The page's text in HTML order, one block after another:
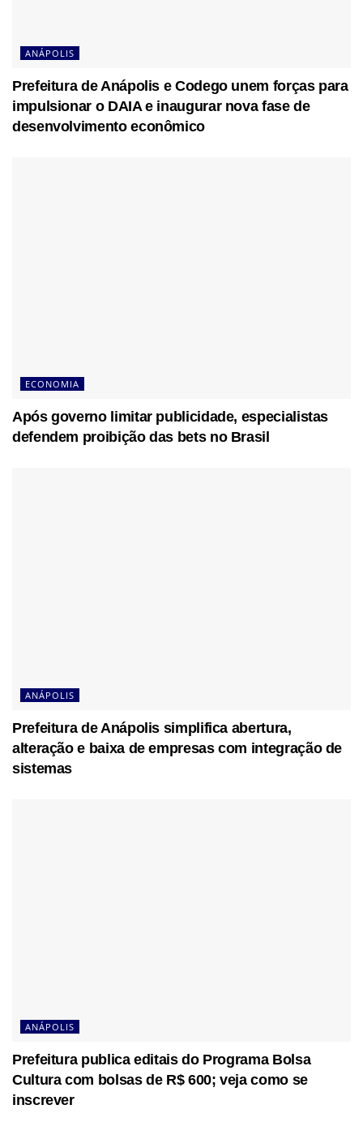
ANÁPOLIS
Prefeitura de Anápolis e Codego unem forças para
impulsionar o DAIA e inaugurar nova fase de
desenvolvimento econômico
ECONOMIA
Após governo limitar publicidade, especialistas
defendem proibição das bets no Brasil
ANÁPOLIS
Prefeitura de Anápolis simplifica abertura,
alteração e baixa de empresas com integração de
sistemas
ANÁPOLIS
Prefeitura publica editais do Programa Bolsa
Cultura com bolsas de R$ 600; veja como se
inscrever